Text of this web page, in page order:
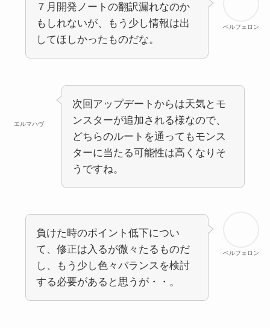
ベルフェロン
７月開発ノートの翻訳漏れなのか
もしれないが、もう少し情報は出
してほしかったものだな。
エルマハヴ
次回アップデートからは天気とモ
ンスターが追加される様なので、
どちらのルートを通ってもモンス
ターに当たる可能性は高くなりそ
うですね。
ベルフェロン
負けた時のポイント低下につい
て、修正は入るが微々たるものだ
し、もう少し色々バランスを検討
する必要があると思うが・・。